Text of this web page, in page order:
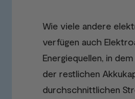
Wie viele andere
verfügen auch
Energiequellen, in
der restlichen
durchschnittlichen